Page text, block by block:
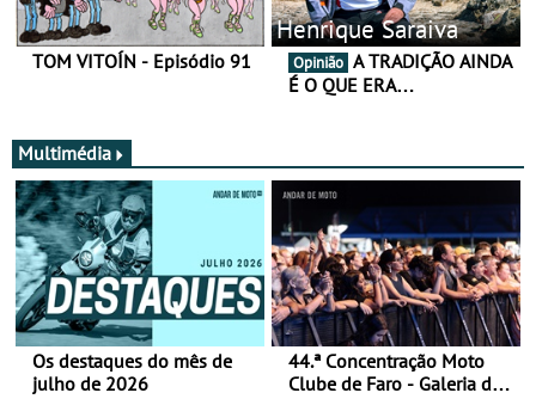
TOM VITOÍN - Episódio 91
Henrique Saraiva
Opinião
É O QUE ERA…
Multimédia
Os destaques do mês de
julho de 2026
44.ª Concentração Moto
Clube de Faro - Galeria de